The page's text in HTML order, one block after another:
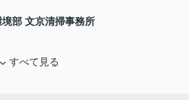
部 文京清掃事務所
すべて見る